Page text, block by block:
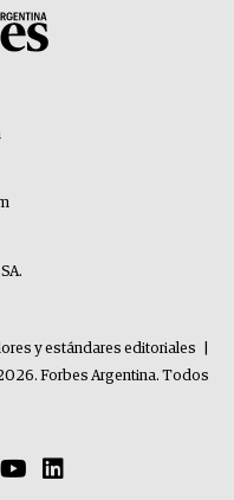
y estándares editoriales
Forbes Argentina. Todos